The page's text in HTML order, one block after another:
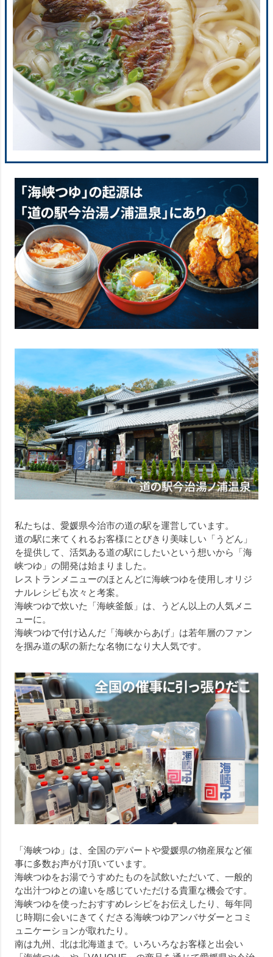
私たちは、愛媛県今治市の道の駅を運営しています。
道の駅に来てくれるお客様にとびきり美味しい「うどん」
を提供して、活気ある道の駅にしたいという想いから「海
峡つゆ」の開発は始まりました。
レストランメニューのほとんどに海峡つゆを使用しオリジ
ナルレシピも次々と考案。
海峡つゆで炊いた「海峡釜飯」は、うどん以上の人気メニ
ューに。
海峡つゆで付け込んだ「海峡からあげ」は若年層のファン
を掴み道の駅の新たな名物になり大人気です。
「海峡つゆ」は、全国のデパートや愛媛県の物産展など催
事に多数お声がけ頂いています。
海峡つゆをお湯でうすめたものを試飲いただいて、一般的
な出汁つゆとの違いを感じていただける貴重な機会です。
海峡つゆを使ったおすすめレシピをお伝えしたり、毎年同
じ時期に会いにきてくださる海峡つゆアンバサダーとコミ
ュニケーションが取れたり。
南は九州、北は北海道まで。いろいろなお客様と出会い